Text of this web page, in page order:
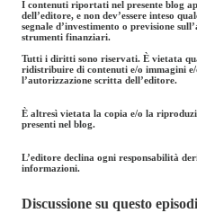
I contenuti riportati nel presente blog
dell’editore, e non dev’essere inteso
segnale d’investimento o previsione
strumenti finanziari.
Tutti i diritti sono riservati. È vietata
ridistribuire di contenuti e/o immagini e/
l’autorizzazione scritta dell’editore.
È altresì vietata la copia e/o la
presenti nel blog.
L’editore declina ogni responsabilità
informazioni.
Discussione su questo